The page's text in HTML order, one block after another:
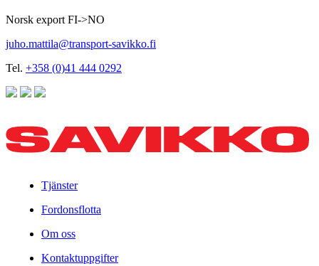
Norsk export FI->NO
juho.mattila@transport-savikko.fi
Tel. +358 (0)41 444 0292
Tjänster
Fordonsflotta
Om oss
Kontaktuppgifter